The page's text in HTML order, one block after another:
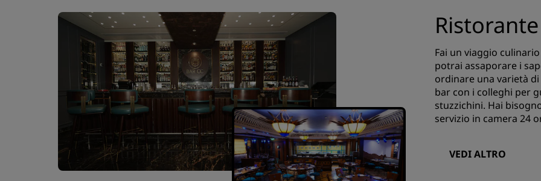
Fai un viaggio
potrai assaporare i
ordinare una varietà
bar con i colleghi per
stuzzichini. Hai
servizio in camera 24
VEDI ALTRO